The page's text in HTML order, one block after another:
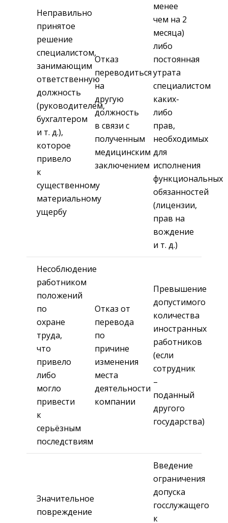
Неправильно
принятое
решение
специалистом,
занимающим
ответственную
должность
(руководителем,
бухгалтером
и т. д.),
которое
привело
к
существенному
материальному
ущербу
Отказ
переводиться
на
другую
должность
в связи с
полученным
медицинским
заключением
менее
чем на 2
месяца)
либо
постоянная
утрата
специалистом
каких-
либо
прав,
необходимых
для
исполнения
функциональных
обязанностей
(лицензии,
прав на
вождение
и т. д.)
Несоблюдение
работником
положений
по
охране
труда,
что
привело
либо
могло
привести
к
серьёзным
последствиям
Отказ от
перевода
по
причине
изменения
места
деятельности
компании
Превышение
допустимого
количества
иностранных
работников
(если
сотрудник
–
поданный
другого
государства)
Значительное
повреждение
Введение
ограничения
допуска
госслужащего
к